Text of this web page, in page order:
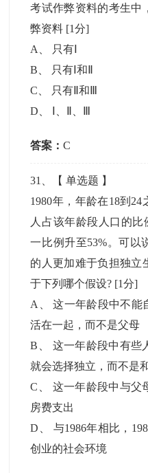
考试作弊资料的考生中
弊资料 [1分]
A
只有Ⅰ
B
只有Ⅰ和Ⅱ
C
只有Ⅱ和Ⅲ
D
答案：C
31 、【单选题 】
1980年，年龄在18到
人占该年龄段人口的比
一比例升至53%。可以
的人更加难于负担独立
于下列哪个假设? [1分]
A
、这一年龄段中不能
活在一起，而不是父母
B
这一年龄段中有些
就会选择独立，而不是
C
这一年龄段中与父
房费支出
D
与1986年相比，
创业的社会环境